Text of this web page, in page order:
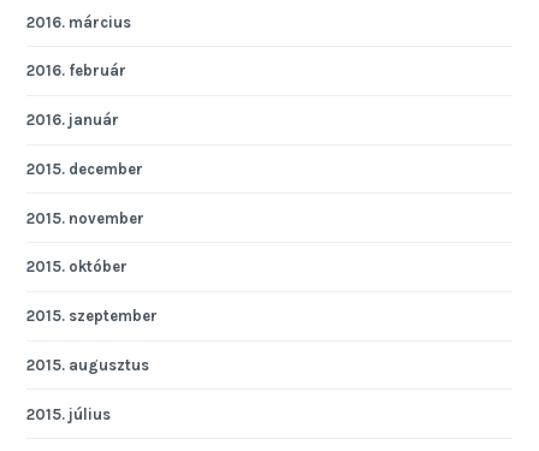
2016. március
2016. február
2016. január
2015. december
2015. november
2015. október
2015. szeptember
2015. augusztus
2015. július